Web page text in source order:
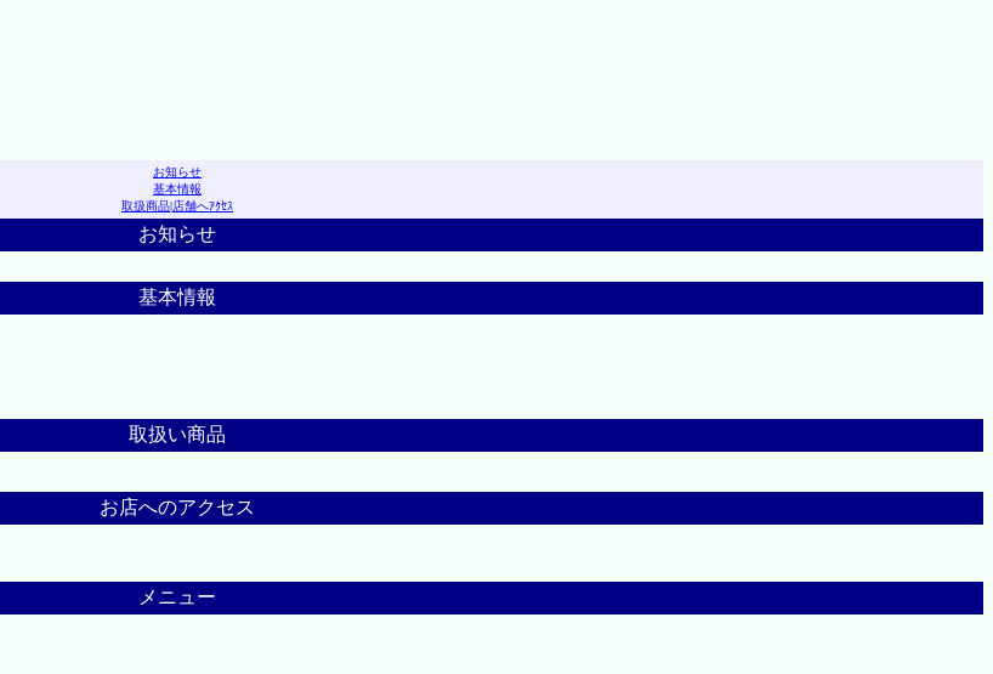
お知らせ
基本情報
取扱商品|店舗へｱｸｾｽ
お知らせ
基本情報
取扱い商品
お店へのアクセス
メニュー